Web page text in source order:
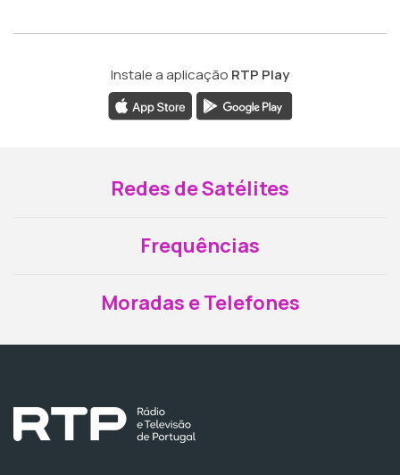
Instale a aplicação RTP Play
Redes de Satélites
Frequências
Moradas e Telefones